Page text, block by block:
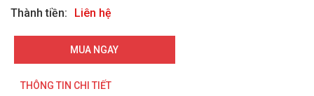
Thành tiền: Liên hệ
MUA NGAY
THÔNG TIN CHI TIẾT